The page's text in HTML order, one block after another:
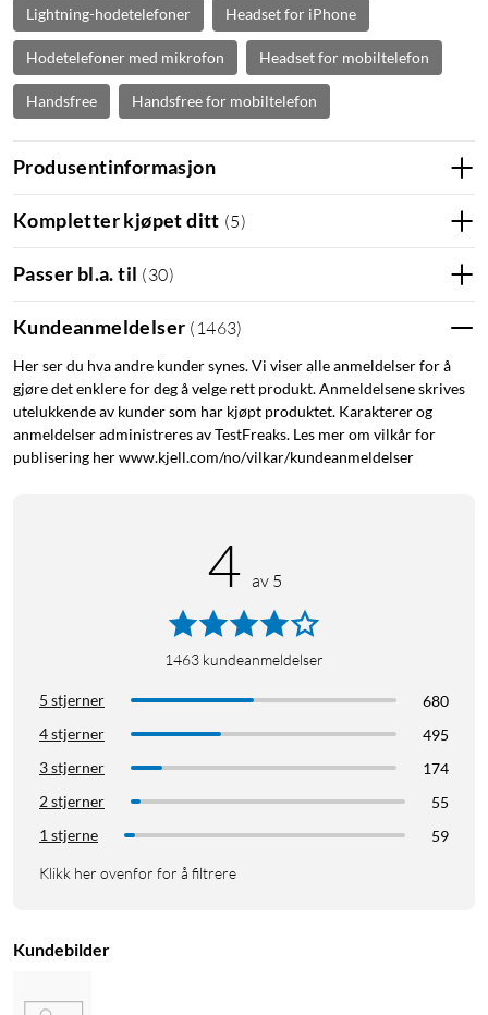
Lightning-hodetelefoner Headset for iPhone
Hodetelefoner med mikrofon Headset for mobiltelefon
Handsfree Handsfree for mobiltelefon
Produsentinformasjon
Kompletter kjøpet ditt (5)
Passer bl.a. til (30)
Kundeanmeldelser ( 1463)
Her ser du hva andre kunder synes. Vi viser alle anmeldelser for å
gjøre det enklere for deg å velge rett produkt. Anmeldelsene skrives
utelukkende av kunder som har kjøpt produktet. Karakterer og
anmeldelser administreres av TestFreaks. Les mer om vilkår for
publisering her www.kjell.com/no/vilkar/kundeanmeldelser
4 av 5
1463 kundeanmeldelser
5 stjerner
680
4 stjerner
495
3 stjerner
174
2 stjerner
55
1 stjerne
59
Klikk her ovenfor for å filtrere
Kundebilder